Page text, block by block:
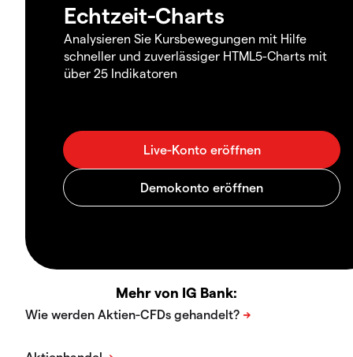
Echtzeit-Charts
Analysieren Sie Kursbewegungen mit Hilfe
schneller und zuverlässiger HTML5-Charts mit
über 25 Indikatoren
Mehr von IG Bank: